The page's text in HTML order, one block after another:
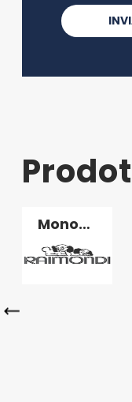
Monospazzola Maxititina